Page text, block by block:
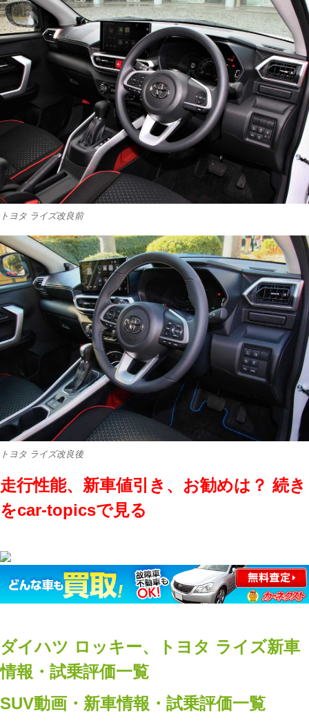
トヨタ ライズ改良前
トヨタ ライズ改良後
走行性能、新車値引き、お勧めは？ 続き
をcar-topicsで見る
ダイハツ ロッキー、トヨタ ライズ新車
情報・試乗評価一覧
SUV動画・新車情報・試乗評価一覧